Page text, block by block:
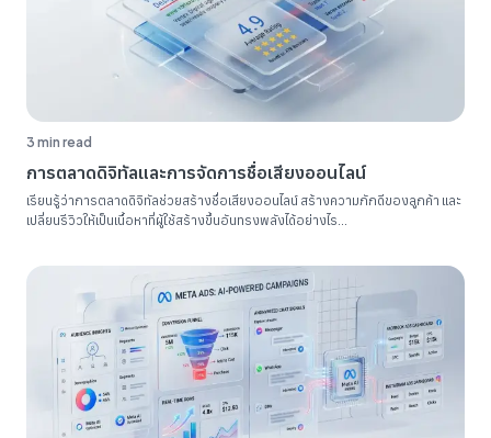
3 min read
การตลาดดิจิทัลและการจัดการชื่อเสียงออนไลน์
เรียนรู้ว่าการตลาดดิจิทัลช่วยสร้างชื่อเสียงออนไลน์ สร้างความภักดีของลูกค้า และ
เปลี่ยนรีวิวให้เป็นเนื้อหาที่ผู้ใช้สร้างขึ้นอันทรงพลังได้อย่างไร...